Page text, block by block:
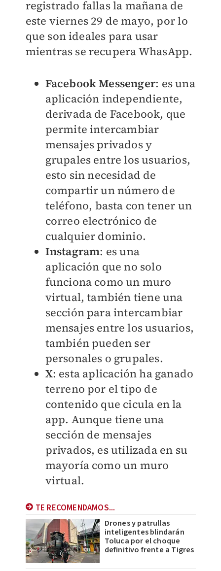
registrado fallas la mañana de
este viernes 29 de mayo, por lo
que son ideales para usar
mientras se recupera WhasApp.
Facebook Messenger: es una
aplicación independiente,
derivada de Facebook, que
permite intercambiar
mensajes privados y
grupales entre los usuarios,
esto sin necesidad de
compartir un número de
teléfono, basta con tener un
correo electrónico de
cualquier dominio.
Instagram: es una
aplicación que no solo
funciona como un muro
virtual, también tiene una
sección para intercambiar
mensajes entre los usuarios,
también pueden ser
personales o grupales.
X: esta aplicación ha ganado
terreno por el tipo de
contenido que cicula en la
app. Aunque tiene una
sección de mensajes
privados, es utilizada en su
mayoría como un muro
virtual.
TE RECOMENDAMOS...
Drones y patrullas
inteligentes blindarán
Toluca por el choque
definitivo frente a Tigres